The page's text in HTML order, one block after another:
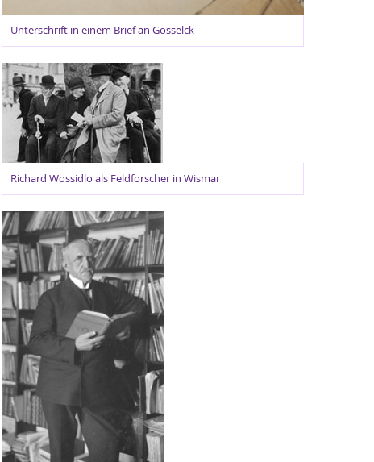
Unterschrift in einem Brief an Gosselck
Richard Wossidlo als Feldforscher in Wismar